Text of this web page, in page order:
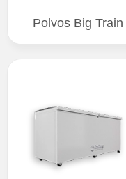
Polvos Big Train